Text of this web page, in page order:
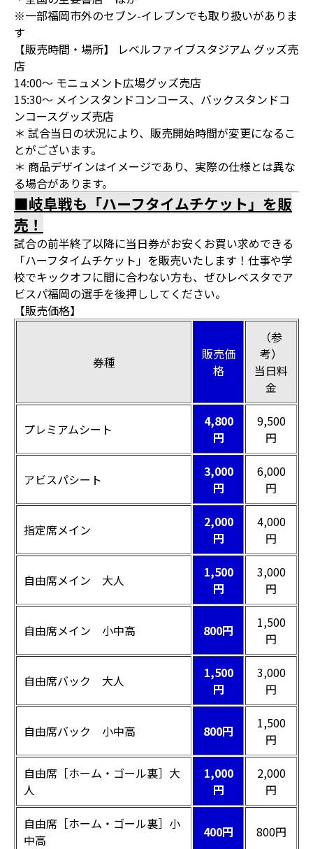
※一部福岡市外のセブン-イレブンでも取り扱いがありま
す
【販売時間・場所】 レベルファイブスタジアム グッズ売
店
14:00～ モニュメント広場グッズ売店
15:30～ メインスタンドコンコース、バックスタンドコ
ンコースグッズ売店
＊ 試合当日の状況により、販売開始時間が変更になるこ
とがございます。
＊ 商品デザインはイメージであり、実際の仕様とは異な
る場合があります。
■岐阜戦も「ハーフタイムチケット」を販
売！
試合の前半終了以降に当日券がお安くお買い求めできる
「ハーフタイムチケット」を販売いたします！仕事や学
校でキックオフに間に合わない方も、ぜひレベスタでア
ビスパ福岡の選手を後押ししてください。
【販売価格】
券種
販売価
格
（参
考）
当日料
金
プレミアムシート
4,800
円
9,500
円
アビスパシート
3,000
円
6,000
円
指定席メイン
2,000
円
4,000
円
自由席メイン 大人
1,500
円
3,000
円
自由席メイン 小中高 800円
1,500
円
自由席バック 大人
1,500
円
3,000
円
自由席バック 小中高 800円
1,500
円
自由席［ホーム・ゴール裏］大
人
1,000
円
2,000
円
自由席［ホーム・ゴール裏］小
中高
400円 800円